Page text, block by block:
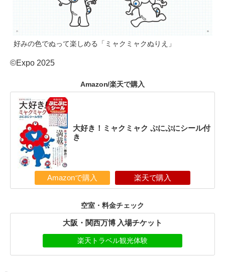
好みの色でぬって楽しめる「ミャクミャクぬりえ」
©Expo 2025
Amazon/楽天で購入
大好き！ミャクミャク ぷにぷにシール付
き
Amazonで購入 楽天で購入
空室・料金チェック
大阪・関西万博 入場チケット
楽天トラベル観光体験